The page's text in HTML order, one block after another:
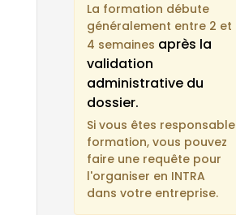
La formation débute
généralement entre 2 et
4 semaines après la
validation
administrative du
dossier.
Si vous êtes responsable
formation, vous pouvez
faire une requête pour
l'organiser en INTRA
dans votre entreprise.